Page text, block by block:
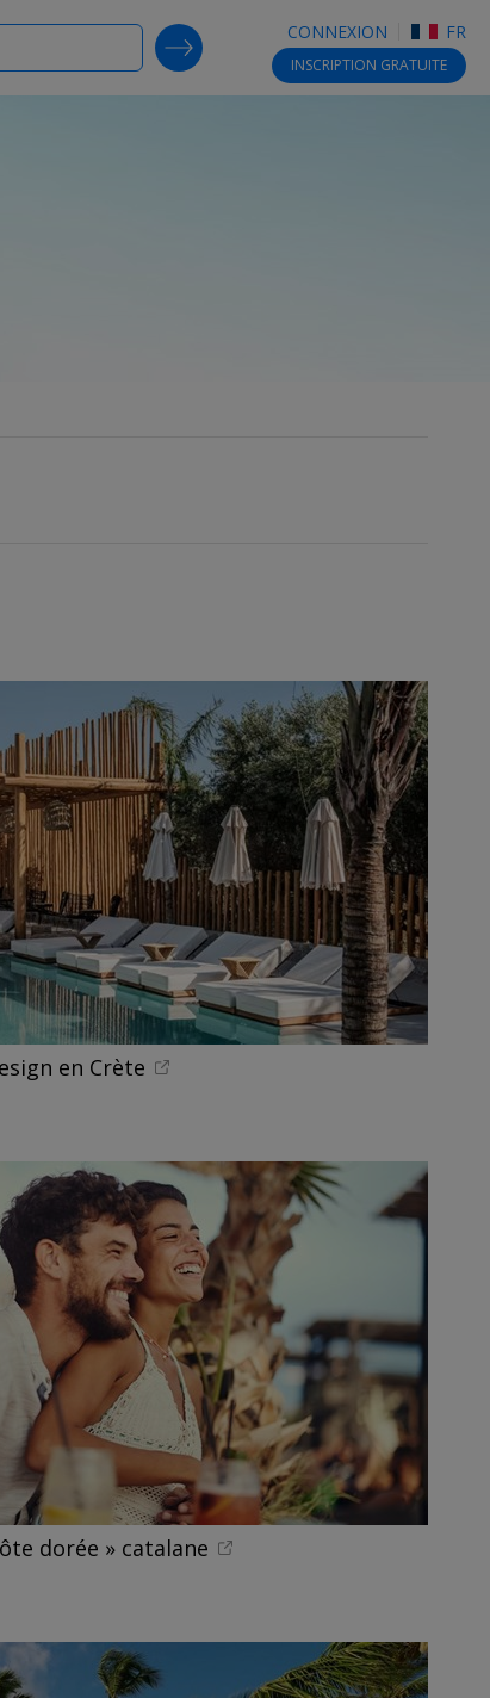
CONNEXION FR
INSCRIPTION GRATUITE
SEARCH DEALS
en Crète
dorée » catalane